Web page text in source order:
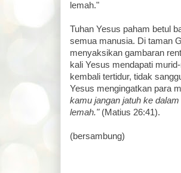
lemah."
Tuhan Yesus paham betul
semua manusia. Di taman
menyaksikan gambaran
kali Yesus mendapati
kembali tertidur, tidak
Yesus mengingatkan para
kamu jangan jatuh ke
lemah."(Matius 26:41).
(bersambung)